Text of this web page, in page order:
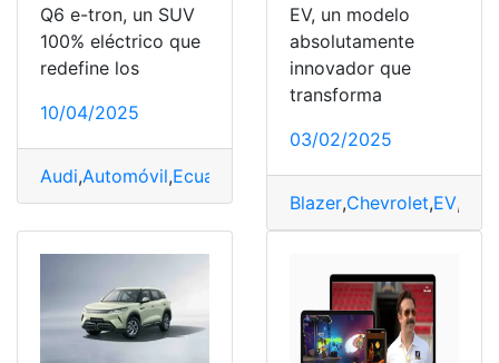
Q6 e-tron, un SUV
100% eléctrico que
redefine los
10/04/2025
Audi,Automóvil,Ecuador eléctrica,Innovador,Lujo,
EV, un modelo
absolutamente
innovador que
transforma
03/02/2025
Blazer,Chevrolet,EV,